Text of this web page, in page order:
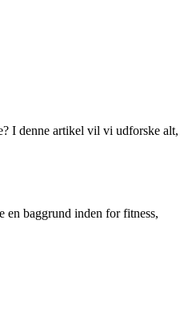
I denne artikel vil vi udforske alt,
en baggrund inden for fitness,